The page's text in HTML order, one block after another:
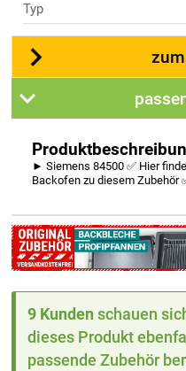
Typ
► Siemens 84500 ✅ Hier
Backofen zu diesem Zubehör
9 Kunden schauen
dieses Produkt
passende Zubehör